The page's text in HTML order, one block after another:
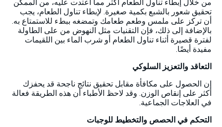
من خلال إبطاء تناول الطعام أكثر مما اعتدت عليه، من الممكن
تحقيق شعور بالشبع بكمية صغيرة. لإبطاء تناول الطعام، يجب
أن تركز على ملمس وطعم طعامك وتمضغه ببطء للاستمتاع به.
بالإضافة إلى ذلك، فإن التقنيات مثل النهوض من على الطاولة
لفترة قصيرة أثناء تناول الطعام أو شرب الماء بين اللقيمات
مفيدة أيضًا.
التعاقد والتعزيز السلوكي
إن الحصول على مكافأة مقابل تحقيق نتائج ناجحة قد يحفزك
أكثر على إنقاص الوزن. وقد لاحظ الأطباء أن هذه الطريقة فعالة
في العلاجات الجماعية.
التحكم في الحصص والتخطيط للوجبات